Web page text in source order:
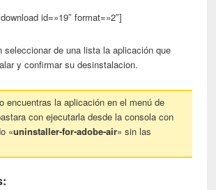
id=»19″ format=»2″]
seleccionar de una lista la aplicación que
y confirmar su desinstalacion.
encuentras la aplicación en el menú de
con ejecutarla desde la consola con
«uninstaller-for-adobe-air» sin las